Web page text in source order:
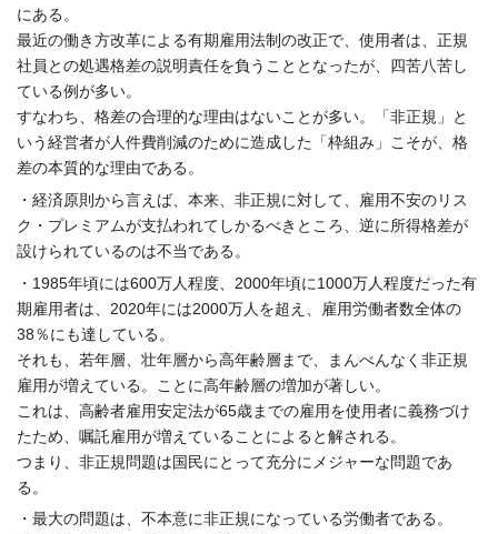
にある。
最近の働き方改革による有期雇用法制の改正で、使用者は、 正規
社員との処遇格差の説明責任を負うこととなったが、 四苦八苦し
ている例が多い。
すなわち、格差の合理的な理由はないことが多い。「非正規」
と
いう経営者が人件費削減のために造成した「枠組み」こそが、 格
差の本質的な理由である。
・経済原則から言えば、本来、非正規に対して、
雇用不安のリス
ク・プレミアムが支払われてしかるべきところ、 逆に所得格差が
設けられているのは不当である。
・1985年頃には600万人程度、 2000年頃に1000万人程度だった有
期雇用者は、 2020年には2000万人を超え、雇用労働者数全体の
38％にも達している。
それも、若年層、壮年層から高年齢層まで、
まんべんなく非正規
雇用が増えている。
ことに高年齢層の増加が著しい。
これは、 高齢者雇用安定法が65歳までの雇用を使用者に義務づけ
たため、 嘱託雇用が増えていることによると解される。
つまり、非正規問題は国民にとって充分にメジャーな問題であ
る。
・最大の問題は、不本意に非正規になっている労働者である。